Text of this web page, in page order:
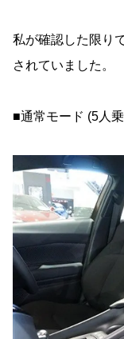
私が確認した限り
されていました。
■通常モード (5人